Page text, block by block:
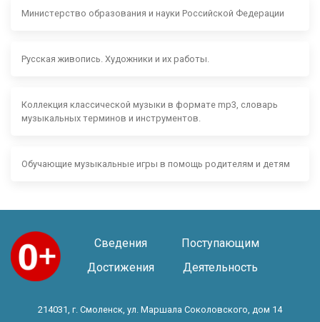
Министерство образования и науки Российской Федерации
Русская живопись. Художники и их работы.
Коллекция классической музыки в формате mp3, словарь
музыкальных терминов и инструментов.
Обучающие музыкальные игры в помощь родителям и детям
Сведения
Поступающим
Достижения
Деятельность
214031, г. Смоленск, ул. Маршала Соколовского, дом 14